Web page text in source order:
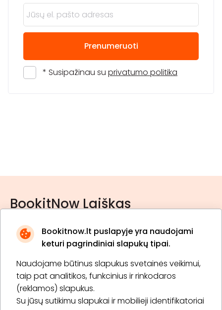
Bookitnow.lt puslapyje yra naudojami
keturi pagrindiniai slapukų tipai.
Naudojame būtinus slapukus svetainės veikimui,
taip pat analitikos, funkcinius ir rinkodaros
(reklamos) slapukus.
Su jūsų sutikimu slapukai ir mobilieji identifikatoriai
Prenumeruoti
* Susipažinau su privatumo politika
BookitNow Laiškas
* Susipažinau su privatumo politika
Prenumeruoti